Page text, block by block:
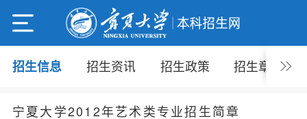
招生信息 招生资讯 招生政策 招生章程
宁夏大学2012年艺术类专业招生简章